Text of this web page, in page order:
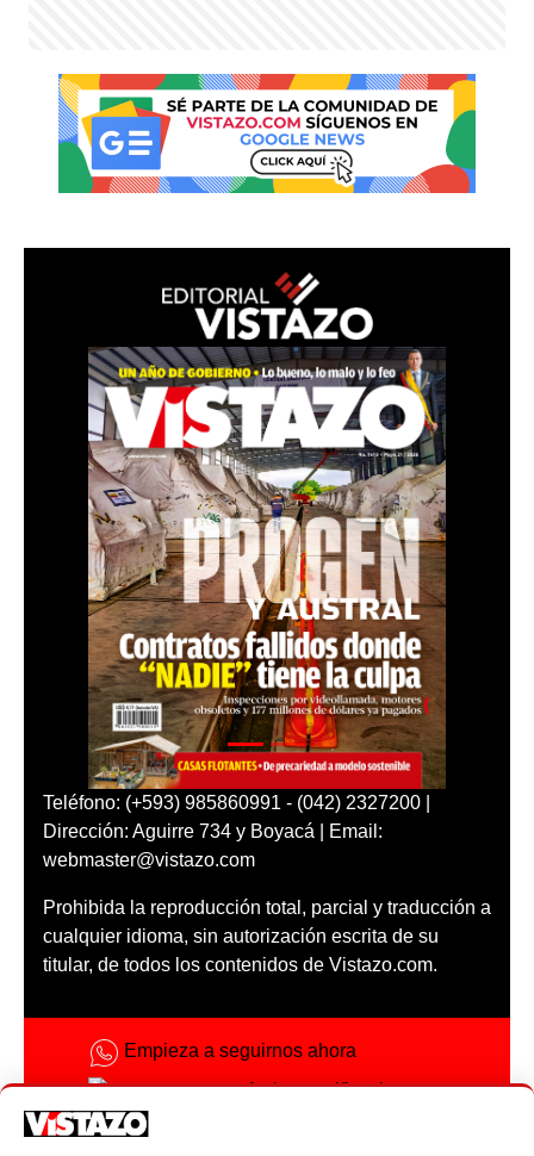
Teléfono: (+593) 985860991 - (042) 2327200 |
Dirección: Aguirre 734 y Boyacá | Email:
webmaster@vistazo.com
Prohibida la reproducción total, parcial y traducción a
cualquier idioma, sin autorización escrita de su
titular, de todos los contenidos de Vistazo.com.
Empieza a seguirnos ahora
Activar notificaciones
Código ética